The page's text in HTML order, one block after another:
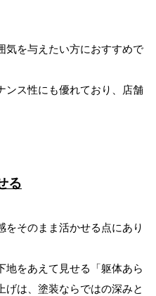
気を与えたい方におすすめで
ンス性にも優れており、店舗
る
をそのまま活かせる点にあり
地をあえて見せる「躯体あら
げは、塗装ならではの深みと